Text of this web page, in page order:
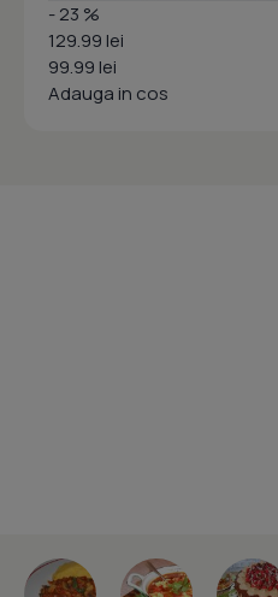
- 23 %
129.99 lei
99.99 lei
Adauga in cos